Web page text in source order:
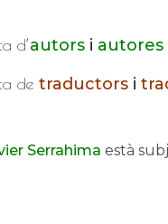
d’autors i autores
de traductors i
Serrahima està